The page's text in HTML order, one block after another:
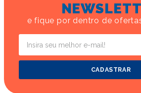
e fique por dentro de
CADASTRAR